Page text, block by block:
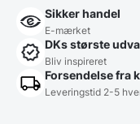
Sikker handel
E-mærket
DKs største
Bliv inspireret
Forsendelse fra
Leveringstid 2-5